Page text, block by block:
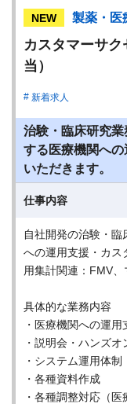
NEW 製薬・医
カスタマーサ
当）
新着求人
治験・臨床研究
する医療機関へ
いただきます。
仕事内容
自社開発の治験・
への運用支援・カス
用集計関連：FMV、
具体的な業務内容
・医療機関への運用
・説明会・ハンズ
・システム運用体
・各種資料作成
・各種調整対応（医